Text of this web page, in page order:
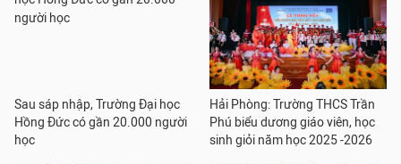
Sau sáp nhập, Trường Đại học
Hồng Đức có gần 20.000 người
học
Hải Phòng: Trường THCS Trần
Phú biểu dương giáo viên, học
sinh giỏi năm học 2025 -2026